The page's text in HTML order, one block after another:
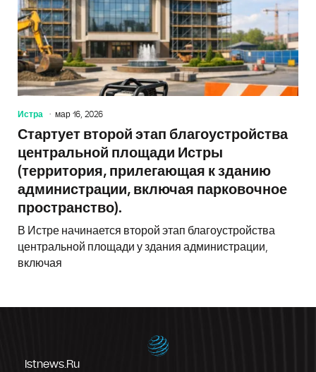
Истра мар 16, 2026
Стартует второй этап благоустройства
центральной площади Истры
(территория, прилегающая к зданию
администрации, включая парковочное
пространство).
В Истре начинается второй этап благоустройства
центральной площади у здания администрации,
включая
Istnews.ru